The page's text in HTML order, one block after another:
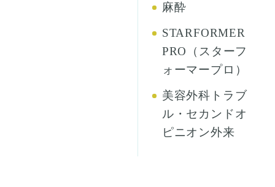
麻酔
STARFORMER
PRO（スターフ
ォーマープロ）
美容外科トラブ
ル・セカンドオ
ピニオン外来